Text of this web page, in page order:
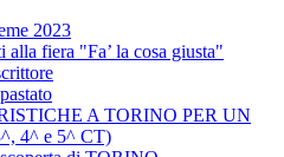
2023
alla fiera "Fa’ la cosa giusta"
A TORINO PER UN
4^ e 5^ CT)